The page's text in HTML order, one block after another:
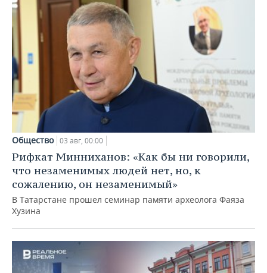
Общество 03 авг, 00:00
Рифкат Минниханов: «Как бы ни говорили,
что незаменимых людей нет, но, к
сожалению, он незаменимый»
В Татарстане прошел семинар памяти археолога Фаяза
Хузина